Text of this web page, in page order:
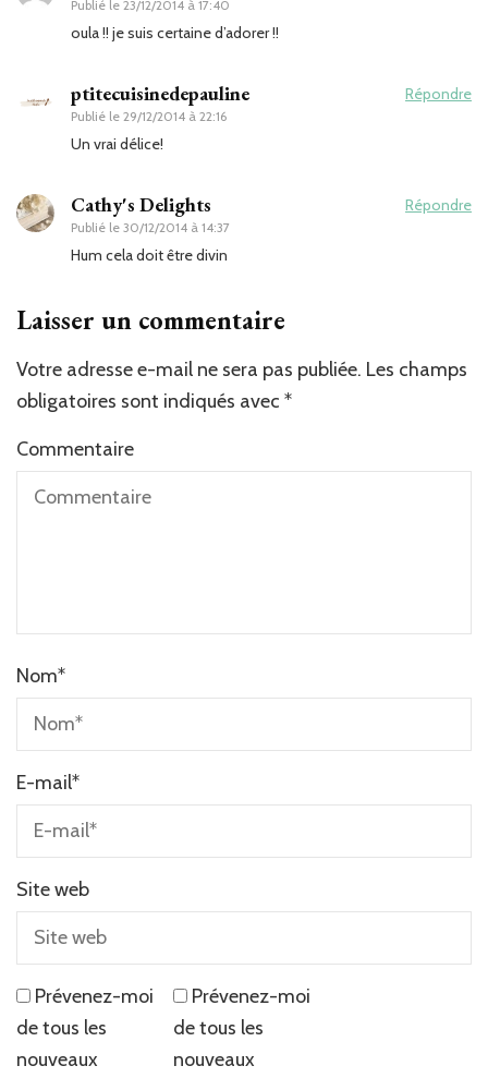
Publié le 23/12/2014 à 17:40
oula !! je suis certaine d’adorer !!
ptitecuisinedepauline
Publié le 29/12/2014 à 22:16
Répondre
Un vrai délice!
Cathy's Delights
Publié le 30/12/2014 à 14:37
Répondre
Hum cela doit être divin
Laisser un commentaire
Votre adresse e-mail ne sera pas publiée. Les champs
obligatoires sont indiqués avec *
Commentaire
Nom*
E-mail*
Site web
Prévenez-moi
de tous les
nouveaux
Prévenez-moi
de tous les
nouveaux